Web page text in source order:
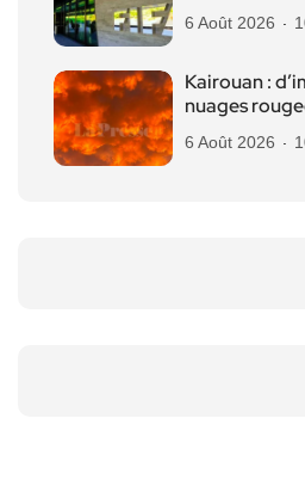
6 Août 2026
Kairouan :
nuages
6 Août 2026